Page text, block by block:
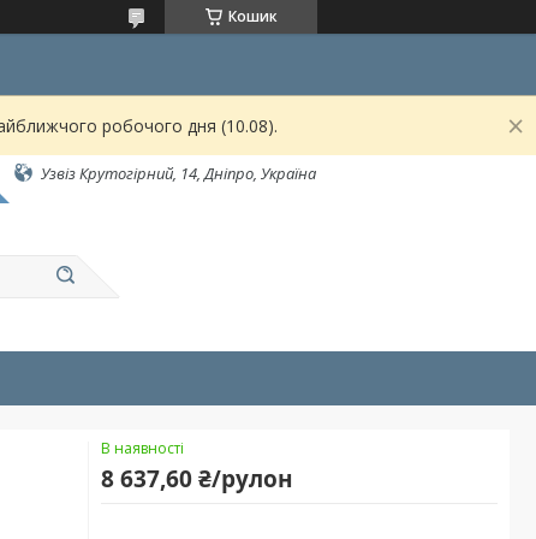
Кошик
робочого дня (10.08).
Узвіз Крутогірний, 14, Дніпро, Україна
В наявності
8 637,60 ₴/рулон